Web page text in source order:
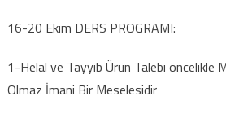
16-20 Ekim DERS PROGRAMI:
1-Helal ve Tayyib Ürün Talebi öncelikle
Olmaz İmani Bir Meselesidir